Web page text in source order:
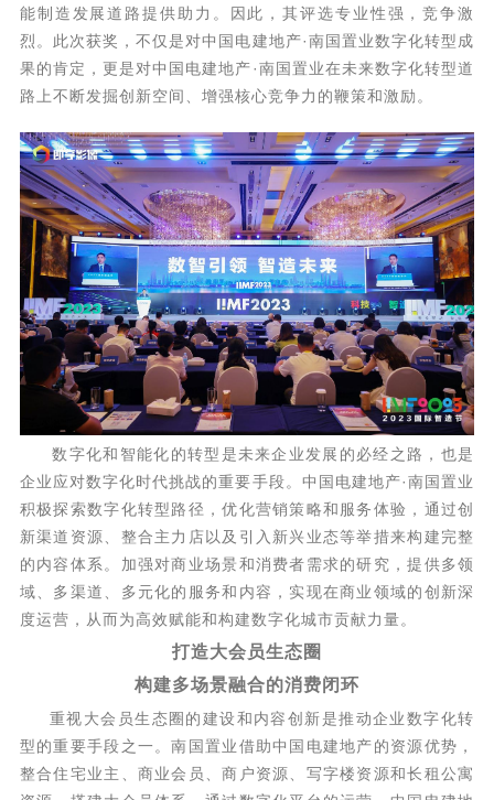
能制造发展道路提供助力。因此，其评选专业性强，竞争激
烈。此次获奖，不仅是对中国电建地产·南国置业数字化转型成
果的肯定，更是对中国电建地产·南国置业在未来数字化转型道
路上不断发掘创新空间、增强核心竞争力的鞭策和激励。
数字化和智能化的转型是未来企业发展的必经之路，也是
企业应对数字化时代挑战的重要手段。中国电建地产·南国置业
积极探索数字化转型路径，优化营销策略和服务体验，通过创
新渠道资源、整合主力店以及引入新兴业态等举措来构建完整
的内容体系。加强对商业场景和消费者需求的研究，提供多领
域、多渠道、多元化的服务和内容，实现在商业领域的创新深
度运营，从而为高效赋能和构建数字化城市贡献力量。
打造大会员生态圈
构建多场景融合的消费闭环
重视大会员生态圈的建设和内容创新是推动企业数字化转
型的重要手段之一。南国置业借助中国电建地产的资源优势，
整合住宅业主、商业会员、商户资源、写字楼资源和长租公寓